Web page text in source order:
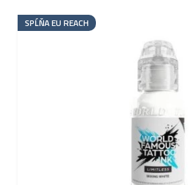
SPĹŇA EU REACH